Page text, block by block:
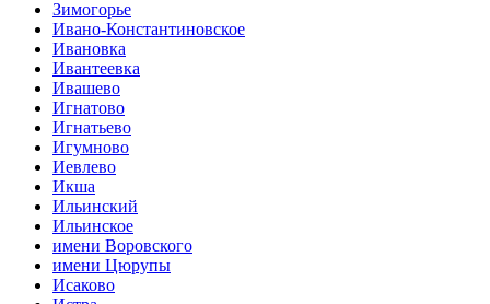
Зимогорье
Ивано-Константиновское
Ивановка
Ивантеевка
Ивашево
Игнатово
Игнатьево
Игумново
Иевлево
Икша
Ильинский
Ильинское
имени Воровского
имени Цюрупы
Исаково